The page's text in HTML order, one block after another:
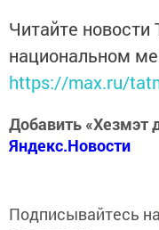
Читайте новости
национальном
https://max.ru/
Добавить «Хезмэт
Яндекс.Новости
Подписывайтесь на